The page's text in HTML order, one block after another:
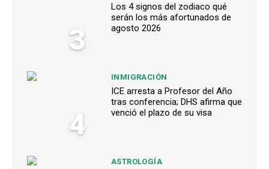
3
Los 4 signos del zodiaco qué
serán los más afortunados de
agosto 2026
4
INMIGRACIÓN
ICE arresta a Profesor del Año
tras conferencia; DHS afirma que
venció el plazo de su visa
ASTROLOGÍA